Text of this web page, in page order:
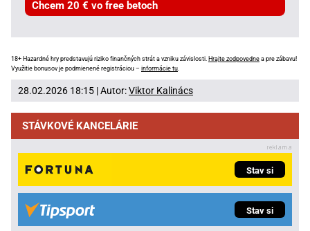
Chcem 20 € vo free betoch
18+ Hazardné hry predstavujú riziko finančných strát a vzniku závislosti. Hrajte zodpovedne a pre zábavu!
Využitie bonusov je podmienené registráciou – informácie tu
28.02.2026 18:15 | Autor:Viktor Kalinács
STÁVKOVÉ KANCELÁRIE
Stav si
Stav si